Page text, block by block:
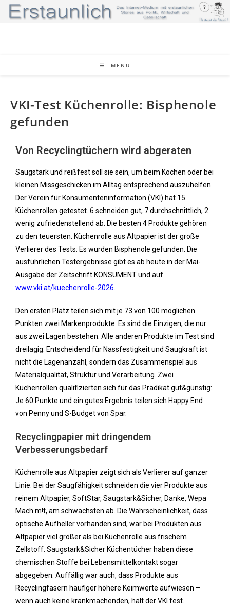
MENÜ
VKI-Test Küchenrolle: Bisphenole
gefunden
Von Recyclingtüchern wird abgeraten
Saugstark und reißfest soll sie sein, um beim Kochen oder bei
kleinen Missgeschicken im Alltag entsprechend auszuhelfen.
Der Verein für Konsumenteninformation (VKI) hat 15
Küchenrollen getestet. 6 schneiden gut, 7 durchschnittlich, 2
wenig zufriedenstellend ab. Die besten 4 Produkte gehören
zu den teuersten. Küchenrolle aus Altpapier ist der große
Verlierer des Tests: Es wurden Bisphenole gefunden. Die
ausführlichen Testergebnisse gibt es ab heute in der Mai-
Ausgabe der Zeitschrift KONSUMENT und auf
www.vki.at/kuechenrolle-2026
Den ersten Platz teilen sich mit je 73 von 100 möglichen
Punkten zwei Markenprodukte. Es sind die Einzigen, die nur
aus zwei Lagen bestehen. Alle anderen Produkte im Test sind
dreilagig. Entscheidend für Nassfestigkeit und Saugkraft ist
nicht die Lagenanzahl, sondern das Zusammenspiel aus
Materialqualität, Struktur und Verarbeitung. Zwei
Küchenrollen qualifizierten sich für das Prädikat gut&günstig:
Je 60 Punkte und ein gutes Ergebnis teilen sich Happy End
von Penny und S-Budget von Spar.
Recyclingpapier mit dringendem
Verbesserungsbedarf
Küchenrolle aus Altpapier zeigt sich als Verlierer auf ganzer
Linie. Bei der Saugfähigkeit schneiden die vier Produkte aus
reinem Altpapier, SoftStar, Saugstark&Sicher, Danke, Wepa
Mach m!t, am schwächsten ab. Die Wahrscheinlichkeit, dass
optische Aufheller vorhanden sind, war bei Produkten aus
Altpapier viel größer als bei Küchenrolle aus frischem
Zellstoff. Saugstark&Sicher Küchentücher haben diese
chemischen Stoffe bei Lebensmittelkontakt sogar
abgegeben. Auffällig war auch, dass Produkte aus
Recyclingfasern häufiger höhere Keimwerte aufwiesen –
wenn auch keine krankmachenden, hält der VKI fest.